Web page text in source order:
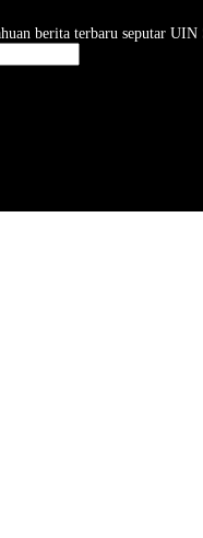
berita terbaru seputar